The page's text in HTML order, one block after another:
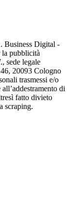
Business Digital -
pubblicità
sede legale
20093 Cologno
trasmessi e/o
di
fatto divieto
scraping.